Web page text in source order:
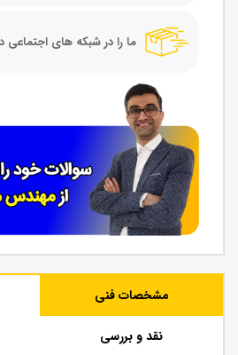
ما را در شبکه های اجتماعی
مشخصات فنی
نقد و بررسی